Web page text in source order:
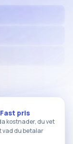
Fast pris
kostnader, du vet
vad du betalar